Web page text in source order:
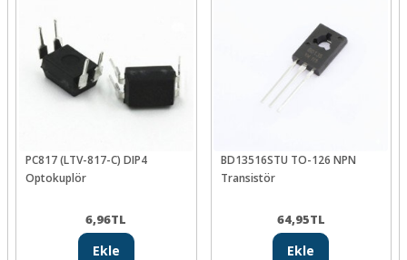
PC817 (LTV-817-C) DIP4
Optokuplör
6,96TL
Ekle
BD13516STU TO-126 NPN
Transistör
64,95TL
Ekle